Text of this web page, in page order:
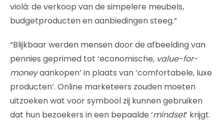
violà: de verkoop van de simpelere meubels,
budgetproducten en aanbiedingen steeg.”
“Blijkbaar werden mensen door de afbeelding van
pennies geprimed tot ‘economische, value-for-
moneyaankopen’ in plaats van ‘comfortabele, luxe
producten’. Online marketeers zouden moeten
uitzoeken wat voor symbool zij kunnen gebruiken
dat hun bezoekers in een bepaalde ‘mindset’ krijgt.